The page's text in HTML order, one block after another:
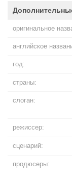
оригинальное
английское
год:
страны:
слоган:
режиссер:
сценарий:
продюсеры: